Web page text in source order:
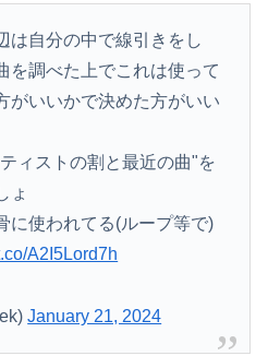
は自分の中で線引きをし
を調べた上でこれは使って
がいいかで決めた方がいい
ィストの割と最近の曲"を
ょ
に使われてる(ループ等で)
A2I5Lord7h
January 21, 2024